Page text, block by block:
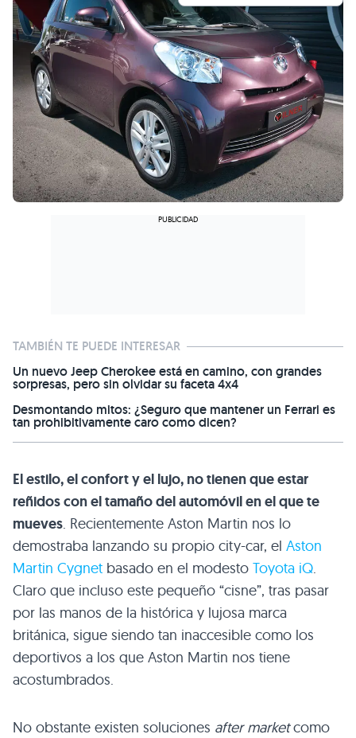
TAMBIÉN TE PUEDE INTERESAR
Un nuevo Jeep Cherokee está en camino, con grandes
sorpresas, pero sin olvidar su faceta 4x4
Desmontando mitos: ¿Seguro que mantener un Ferrari es
tan prohibitivamente caro como dicen?
El estilo, el confort y el lujo, no tienen que estar
reñidos con el tamaño del automóvil en el que te
mueves. Recientemente Aston Martin nos lo
demostraba lanzando su propio city-car, el Aston
Martin Cygnet basado en el modesto Toyota iQ.
Claro que incluso este pequeño “cisne”, tras pasar
por las manos de la histórica y lujosa marca
británica, sigue siendo tan inaccesible como los
deportivos a los que Aston Martin nos tiene
acostumbrados.
No obstante existen soluciones after marketcomo